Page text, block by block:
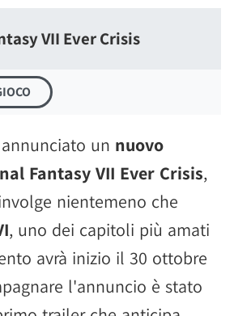
VII Ever Crisis
un nuovo
Fantasy VII Ever Crisis,
nientemeno che
, uno dei capitoli più amati
avrà inizio il 30 ottobre
l'annuncio è stato